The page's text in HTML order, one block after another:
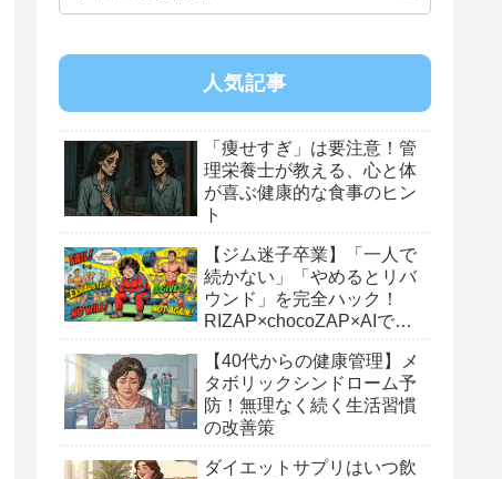
人気記事
「痩せすぎ」は要注意！管
理栄養士が教える、心と体
が喜ぶ健康的な食事のヒン
ト
【ジム迷子卒業】「一人で
続かない」「やめるとリバ
ウンド」を完全ハック！
RIZAP×chocoZAP×AIで繋
マップ
【40代からの健康管理】メ
タボリックシンドローム予
防！無理なく続く生活習慣
の改善策
ダイエットサプリはいつ飲